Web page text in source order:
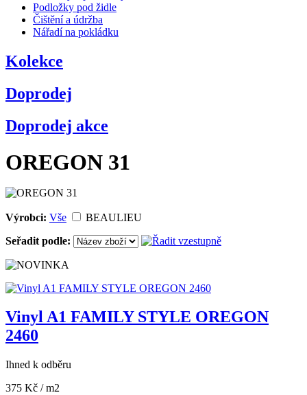
Podložky pod židle
Čištění a údržba
Nářadí na pokládku
Kolekce
Doprodej
Doprodej akce
OREGON 31
Výrobci: Vše
BEAULIEU
Seřadit podle:
Vinyl A1 FAMILY STYLE OREGON
2460
Ihned k odběru
375 Kč / m2